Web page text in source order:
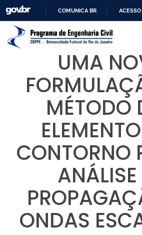
PARA
COMUNICA BR
UMA
MÉTODO
CONTORNO
ANÁLISE
ONDAS